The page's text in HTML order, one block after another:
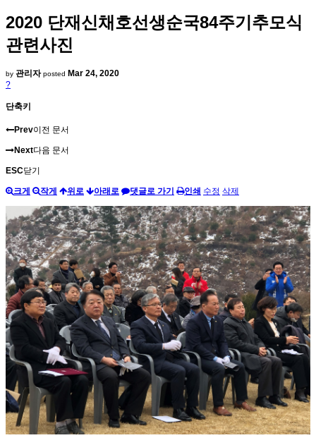
2020 단재신채호선생순국84주기추모식
관련사진
by 관리자 posted Mar 24, 2020
?
단축키
Prev이전 문서
Next다음 문서
ESC닫기
크게 작게 위로 아래로 댓글로 가기 인쇄 수정 삭제